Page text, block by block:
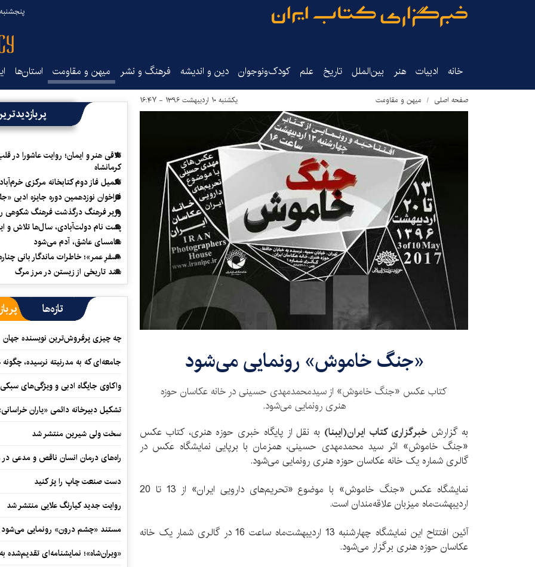
پنجشنبه ۱۵ مرداد
خانه ادبیات هنر بین‌الملل تاریخ‌ علم کودک‌ونوجوان دین و اندیشه فرهنگ و نشر میهن و مقاومت استان‌ها
صفحه اصلی میهن و مقاومت یکشنبه ۱۰ اردیبهشت ۱۳۹۶ - ۱۶:۴۷
«جنگ خاموش» رونمایی می‌شود
كتاب عكس «جنگ خاموش» از سیدمحمدمهدی حسینی در خانه عكاسان حوزه
هنری رونمایی می‌شود.
به گزارش خبرگزاری کتاب ایران‌(ایبنا) به نقل از پایگاه خبری حوزه هنری، کتاب عکس
«جنگ خاموش» اثر سید محمد‌مهدی حسینی، همزمان با برپایی نمایشگاه عکس در
گالری شماره یک خانه عکاسان حوزه هنری رونمایی می‌شود.
نمایشگاه عكس «جنگ خاموش» با موضوع «تحریم‌های دارویی ایران» از 13 تا 20
اردیبهشت‌ماه میزبان علاقه‌مندان است.
آئین افتتاح این نمایشگاه چهارشنبه 13 اردیبهشت‌ماه ساعت 16 در گالری شمار یک خانه
عكاسان حوزه هنری برگزار می‌شود.
تلاقی هنر و ایمان؛ روایت عاشورا در
کرمانشاه
تکمیل فاز دوم کتابخانه مرکزی
فراخوان نوزدهمین دوره جایزه ادبی
وزیر فرهنگ درگذشت فرهنگ شکوهی
پشت نام دولت‌آبادی، سال‌ها تلاش و
سامسای عاشق، آدم می‌شود
«سفرِ عمر»؛ خاطرات ماندگار بانی
سند تاریخی از زیستن در مرز مرگ
تازه‌ها
چه چیزی پرفروش‌ترین نویسنده جهان
جامعه‌ای که به مدرنیته نرسیده،
واکاوی جایگاه ادبی و ویژگی‌های
تشکیل دبیرخانه دائمی «یاران
سخت ولی شیرین منتشر شد
راه‌های درمان انسان ناقص و مدعی
دست صنعت چاپ را پرُ کنید
روایت جدید کیارنگ علایی منتشر شد
مستند «چشم درون» رونمایی می‌شود
«ویران‌شاه»؛ نمایشنامه‌ای تقدیم‌شده